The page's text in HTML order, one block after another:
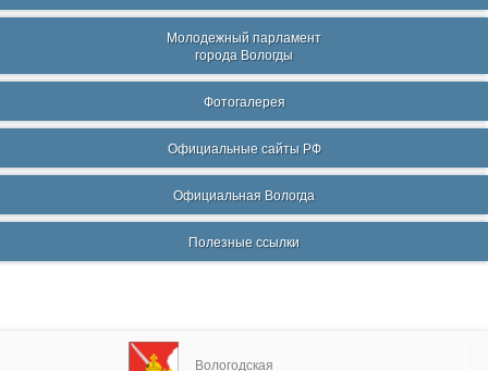
Молодежный парламент
города Вологды
Фотогалерея
Официальные сайты РФ
Официальная Вологда
Полезные ссылки
Вологодская